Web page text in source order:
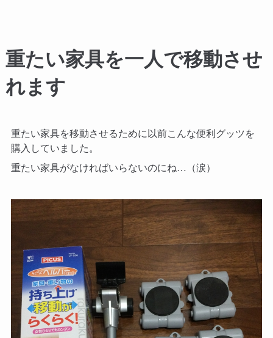
重たい家具を一人で移動させ
れます
重たい家具を移動させるために以前こんな便利グッツを
購入していました。
重たい家具がなければいらないのにね…（涙）